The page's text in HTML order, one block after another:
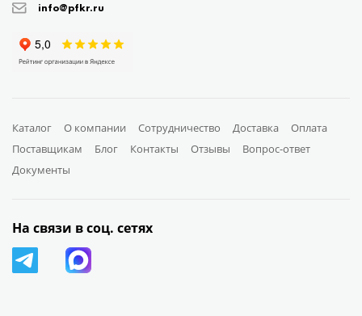
info@pfkr.ru
Каталог О компании Сотрудничество Доставка
Оплата
Поставщикам
Блог Контакты Отзывы
Вопрос-ответ
Документы
На связи в соц. сетях